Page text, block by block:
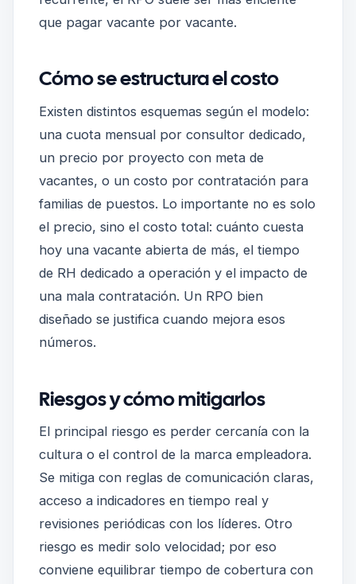
que pagar vacante por vacante.
Cómo se estructura el costo
Existen distintos esquemas según el modelo:
una cuota mensual por consultor dedicado,
un precio por proyecto con meta de
vacantes, o un costo por contratación para
familias de puestos. Lo importante no es solo
el precio, sino el costo total: cuánto cuesta
hoy una vacante abierta de más, el tiempo
de RH dedicado a operación y el impacto de
una mala contratación. Un RPO bien
diseñado se justifica cuando mejora esos
números.
Riesgos y cómo mitigarlos
El principal riesgo es perder cercanía con la
cultura o el control de la marca empleadora.
Se mitiga con reglas de comunicación claras,
acceso a indicadores en tiempo real y
revisiones periódicas con los líderes. Otro
riesgo es medir solo velocidad; por eso
conviene equilibrar tiempo de cobertura con